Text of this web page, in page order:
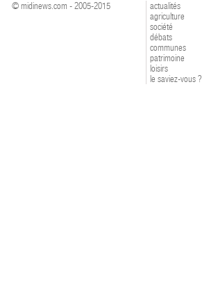
© midinews.com - 2005-2015
actualités
agriculture
société
débats
communes
patrimoine
loisirs
le saviez-vous ?